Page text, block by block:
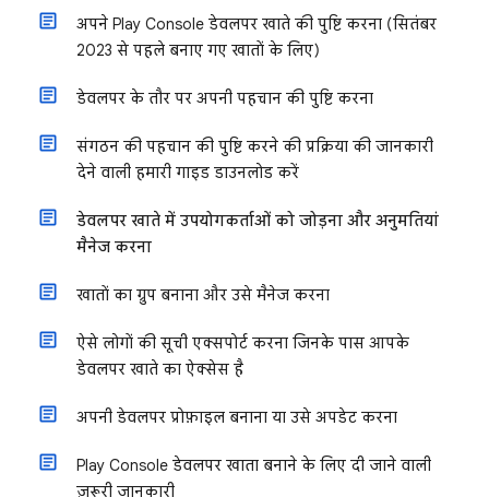
अपने Play Console डेवलपर खाते की पुष्टि करना (सितंबर
2023 से पहले बनाए गए खातों के लिए)
डेवलपर के तौर पर अपनी पहचान की पुष्टि करना
संगठन की पहचान की पुष्टि करने की प्रक्रिया की जानकारी
देने वाली हमारी गाइड डाउनलोड करें
डेवलपर खाते में उपयोगकर्ताओं को जोड़ना और अनुमतियां
मैनेज करना
खातों का ग्रुप बनाना और उसे मैनेज करना
ऐसे लोगों की सूची एक्सपोर्ट करना जिनके पास आपके
डेवलपर खाते का ऐक्सेस है
अपनी डेवलपर प्रोफ़ाइल बनाना या उसे अपडेट करना
Play Console डेवलपर खाता बनाने के लिए दी जाने वाली
ज़रूरी जानकारी